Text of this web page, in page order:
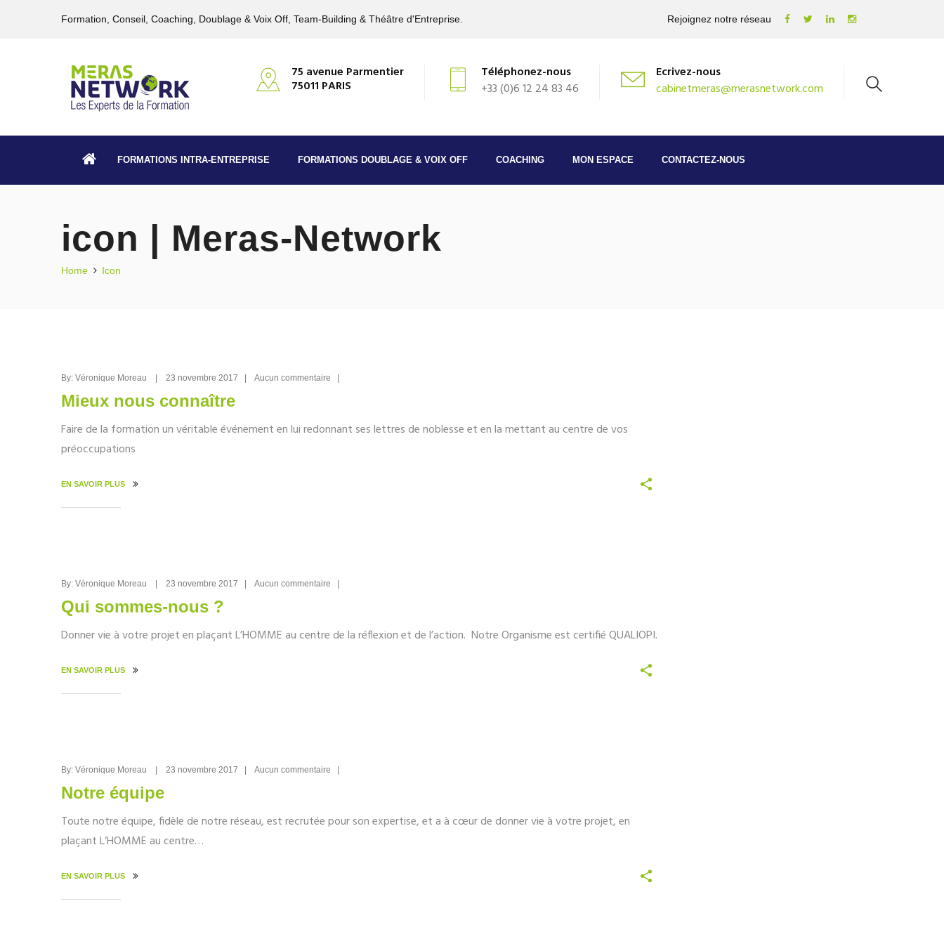
Formation, Conseil, Coaching, Doublage & Voix Off, Team-Building & Théâtre d'Entreprise. Rejoignez notre réseau
75 avenue Parmentier
75011 PARIS
Téléphonez-nous
+33 (0)6 12 24 83 46
Ecrivez-nous
cabinetmeras@merasnetwork.com
FORMATIONS INTRA-ENTREPRISE FORMATIONS DOUBLAGE & VOIX OFF COACHING MON ESPACE CONTACTEZ-NOUS
icon | Meras-Network
Home Icon
By: Véronique Moreau | 23 novembre 2017 | Aucun commentaire |
Mieux nous connaître
Faire de la formation un véritable événement en lui redonnant ses lettres de noblesse et en la mettant au centre de vos
préoccupations
EN SAVOIR PLUS
By: Véronique Moreau | 23 novembre 2017 | Aucun commentaire |
Qui sommes-nous ?
Donner vie à votre projet en plaçant L’HOMME au centre de la réflexion et de l’action. Notre Organisme est certifié QUALIOPI.
EN SAVOIR PLUS
By: Véronique Moreau | 23 novembre 2017 | Aucun commentaire |
Notre équipe
Toute notre équipe, fidèle de notre réseau, est recrutée pour son expertise, et a à cœur de donner vie à votre projet, en
plaçant L’HOMME au centre…
EN SAVOIR PLUS